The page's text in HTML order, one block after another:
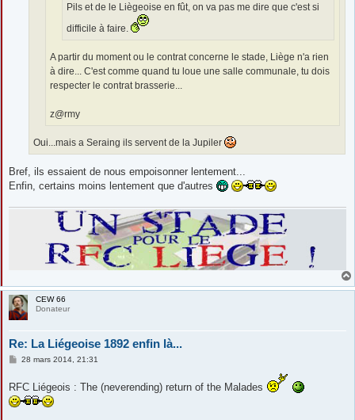
Pils et de le Liègeoise en fût, on va pas me dire que c'est si
difficile à faire.
A partir du moment ou le contrat concerne le stade, Liège n'a rien
à dire... C'est comme quand tu loue une salle communale, tu dois
respecter le contrat brasserie...
z@rmy
Oui...mais a Seraing ils servent de la Jupiler
Bref, ils essaient de nous empoisonner lentement...
Enfin, certains moins lentement que d'autres
CEW 66
Donateur
Re: La Liégeoise 1892 enfin là...
M
s
a
g
28 mars 2014, 21:31
RFC Liégeois : The (neverending) return of the Malades